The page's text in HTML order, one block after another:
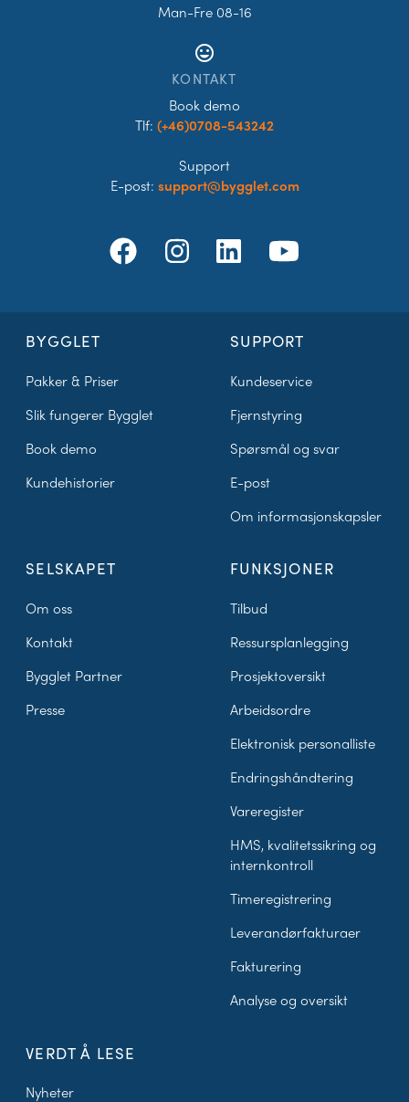
BYGGLET
Pakker & Priser
Slik fungerer Bygglet
Book demo
Kundehistorier
SUPPORT
Kundeservice
Fjernstyring
Spørsmål og svar
E-post
Om informasjonskapsler
SELSKAPET
Om oss
Kontakt
Bygglet Partner
Presse
FUNKSJONER
Tilbud
Ressursplanlegging
Prosjektoversikt
Arbeidsordre
Elektronisk personalliste
Endringshåndtering
Vareregister
HMS, kvalitetssikring og
internkontroll
Timeregistrering
Leverandørfakturaer
Fakturering
Analyse og oversikt
VERDT Å LESE
Nyheter
Man-Fre 08-16
tag_faces
KONTAKT
Book demo
Tlf: (+46)0708-543242
Support
E-post: support@bygglet.com